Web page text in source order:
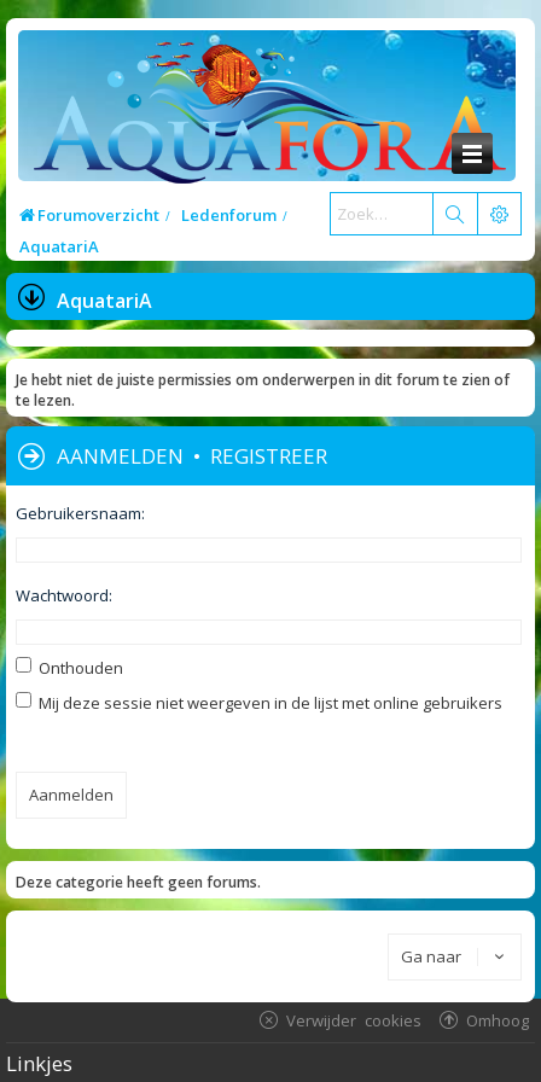
Forumoverzicht
Ledenforum
AquatariA
AquatariA
Je hebt niet de juiste permissies om onderwerpen in dit forum te zien of
te lezen.
AANMELDEN • REGISTREER
Gebruikersnaam:
Wachtwoord:
Onthouden
Mij deze sessie niet weergeven in de lijst met online gebruikers
Deze categorie heeft geen forums.
Ga naar
Omhoog
Verwijder cookies
Linkjes